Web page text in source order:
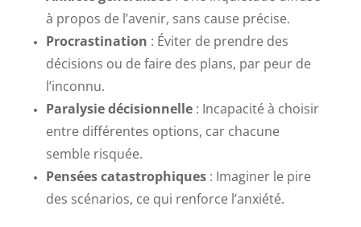
à propos de l’avenir, sans cause précise.
Procrastination : Éviter de prendre des
décisions ou de faire des plans, par peur de
l’inconnu.
Paralysie décisionnelle: Incapacité à choisir
entre différentes options, car chacune
semble risquée.
Pensées catastrophiques: Imaginer le pire
des scénarios, ce qui renforce l’anxiété.